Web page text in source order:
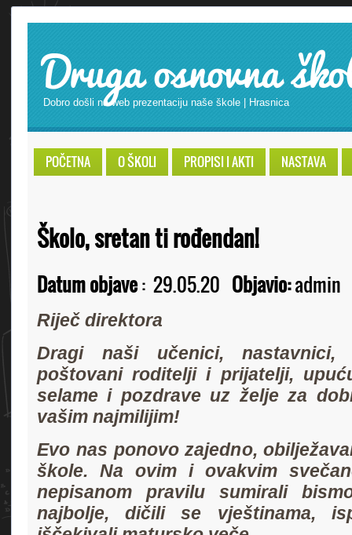
Druga osnovna
Dobro došli na web prezentaciju naše škole | Hrasnica
POČETNA O ŠKOLI PROPISI I AKTI NASTAVA
Školo, sretan ti rođendan!
Datum objave: 29.05.20 Objavio:admin
Riječ direktora
Dragi naši učenici, nastavnici,
poštovani roditelji i prijatelji,
selame i pozdrave uz želje za
vašim najmilijim!
Evo nas ponovo zajedno,
škole. Na ovim i ovakvim
nepisanom pravilu sumirali
najbolje, dičili se vještinama,